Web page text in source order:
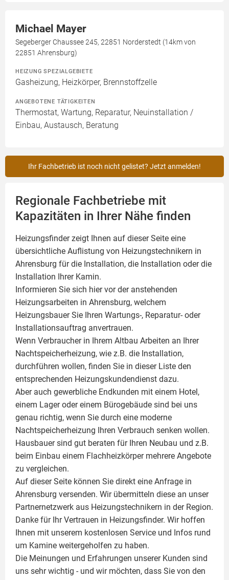
Michael Mayer
Segeberger Chaussee 245, 22851 Norderstedt (14km von
22851 Ahrensburg)
HEIZUNG SPEZIALGEBIETE
Gasheizung, Heizkörper, Brennstoffzelle
ANGEBOTENE TÄTIGKEITEN
Thermostat, Wartung, Reparatur, Neuinstallation /
Einbau, Austausch, Beratung
Ihr Fachbetrieb ist noch nicht gelistet? Jetzt anmelden!
Regionale Fachbetriebe mit
Kapazitäten in Ihrer Nähe finden
Heizungsfinder zeigt Ihnen auf dieser Seite eine
übersichtliche Auflistung von Heizungstechnikern in
Ahrensburg für die Installation, die Installation oder die
Installation Ihrer Kamin.
Informieren Sie sich hier vor der anstehenden
Heizungsarbeiten in Ahrensburg, welchem
Heizungsbauer Sie Ihren Wartungs-, Reparatur- oder
Installationsauftrag anvertrauen.
Wenn Verbraucher in Ihrem Altbau Arbeiten an Ihrer
Nachtspeicherheizung, wie z.B. die Installation,
durchführen wollen, finden Sie in dieser Liste den
entsprechenden Heizungskundendienst dazu.
Aber auch gewerbliche Endkunden mit einem Hotel,
einem Lager oder einem Bürogebäude sind bei uns
genau richtig, wenn Sie durch eine moderne
Nachtspeicherheizung Ihren Verbrauch senken wollen.
Hausbauer sind gut beraten für Ihren Neubau und z.B.
beim Einbau einem Flachheizkörpermehrere Angebote
zu vergleichen.
Auf dieser Seite können Sie direkt eine Anfrage in
Ahrensburg versenden. Wir übermitteln diese an unser
Partnernetzwerk aus Heizungstechnikern in der Region.
Danke für Ihr Vertrauen in Heizungsfinder. Wir hoffen
Ihnen mit unserem kostenlosen Service und Infos rund
um Kamine weitergeholfen zu haben.
Die Meinungen und Erfahrungen unserer Kunden sind
uns sehr wichtig - und wir möchten, dass Sie von den